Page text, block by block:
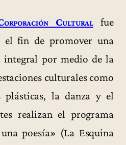
Culturalfue
el fin de promover una
integral por medio de la
culturales como
plásticas, la danza y el
realizan el programa
poesía» (La Esquina